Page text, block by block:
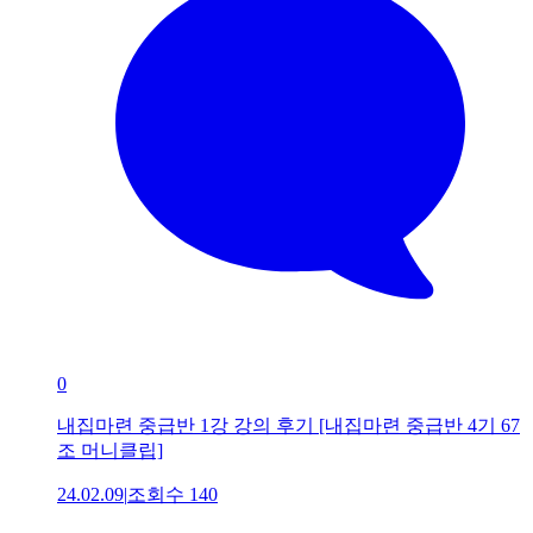
0
내집마련 중급반 1강 강의 후기 [내집마련 중급반 4기 67
조 머니클립]
24.02.09|조회수 140